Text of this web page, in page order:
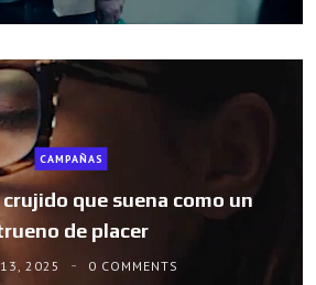
CAMPAÑAS
que suena como un
de placer
2025 0 COMMENTS